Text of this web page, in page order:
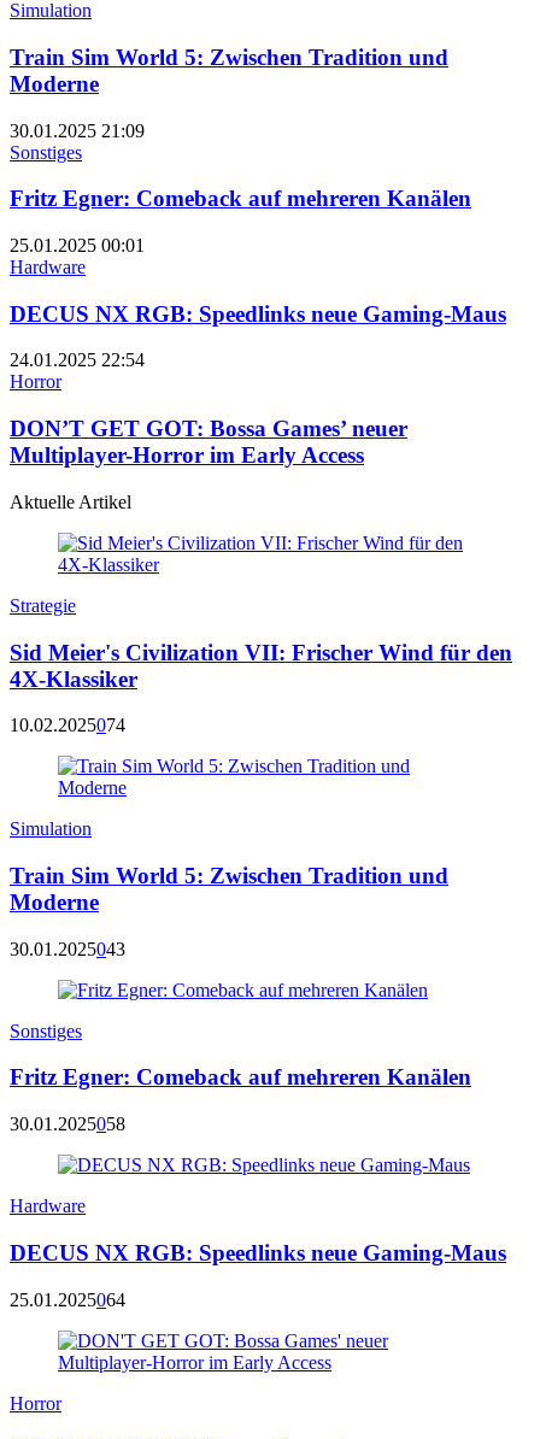
Simulation
Train Sim World 5: Zwischen Tradition und
Moderne
30.01.2025 21:09
Sonstiges
Fritz Egner: Comeback auf mehreren Kanälen
25.01.2025 00:01
Hardware
DECUS NX RGB: Speedlinks neue Gaming-Maus
24.01.2025 22:54
Horror
DON’T GET GOT: Bossa Games’ neuer
Multiplayer-Horror im Early Access
Aktuelle Artikel
Strategie
Sid Meier's Civilization VII: Frischer Wind für den
4X-Klassiker
10.02.2025074
Simulation
Train Sim World 5: Zwischen Tradition und
Moderne
30.01.2025043
Sonstiges
Fritz Egner: Comeback auf mehreren Kanälen
30.01.2025058
Hardware
DECUS NX RGB: Speedlinks neue Gaming-Maus
25.01.2025064
Horror